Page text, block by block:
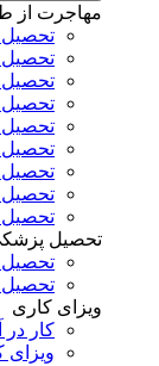
مهاجرت از
تحصیل
تحصیل
تحصیل
تحصیل
تحصیل
تحصیل
تحصیل
تحصیل
تحصیل
تحصیل
تحصیل
ویزای کاری
کار در
ویزای